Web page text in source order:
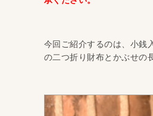
今回ご紹介するのは、小銭
の二つ折り財布とかぶせの